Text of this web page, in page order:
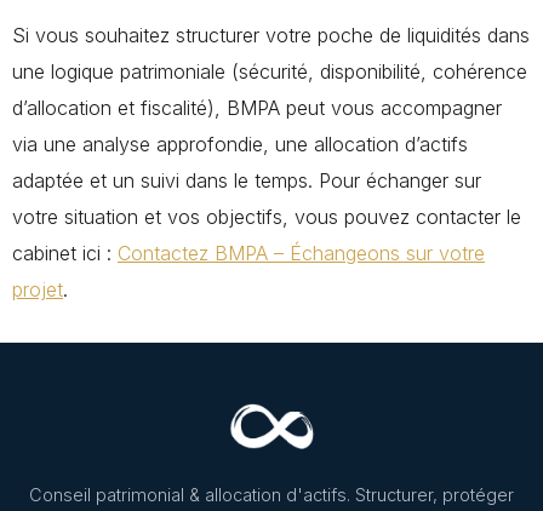
Si vous souhaitez structurer votre poche de liquidités dans
une logique patrimoniale (sécurité, disponibilité, cohérence
d’allocation et fiscalité), BMPA peut vous accompagner
via une analyse approfondie, une allocation d’actifs
adaptée et un suivi dans le temps. Pour échanger sur
votre situation et vos objectifs, vous pouvez contacter le
cabinet ici : Contactez BMPA – Échangeons sur votre
projet.
Conseil patrimonial & allocation d'actifs. Structurer, protéger